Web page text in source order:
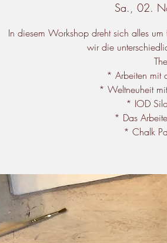
Sa., 02.
In diesem Workshop dreht sich alles
wir die
* Arbeiten mit
* Weltneuheit
* IOD
* Das
* Chalk